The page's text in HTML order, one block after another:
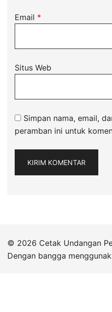
Email *
Situs Web
Simpan nama, email,
peramban ini untuk
© 2026 Cetak Undangan
Dengan bangga